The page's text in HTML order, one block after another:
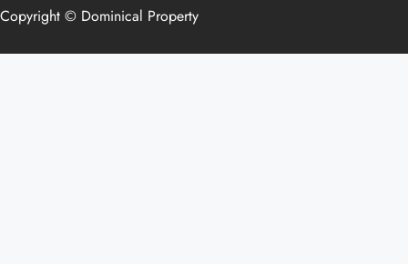
Copyright © Dominical Property